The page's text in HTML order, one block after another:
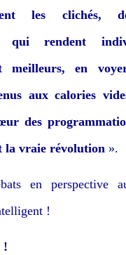
les clichés,
qui rendent
meilleurs, en
aux calories
des
la vraie révolution ».
en perspective
!
!